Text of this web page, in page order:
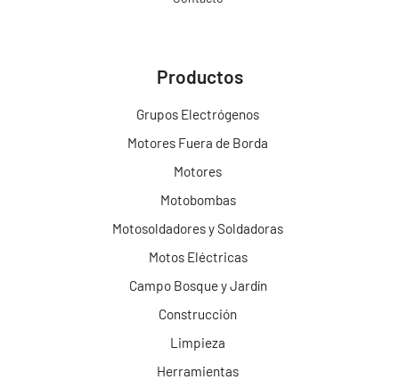
Productos
Grupos Electrógenos
Motores Fuera de Borda
Motores
Motobombas
Motosoldadores y Soldadoras
Motos Eléctricas
Campo Bosque y Jardín
Construcción
Limpieza
Herramientas